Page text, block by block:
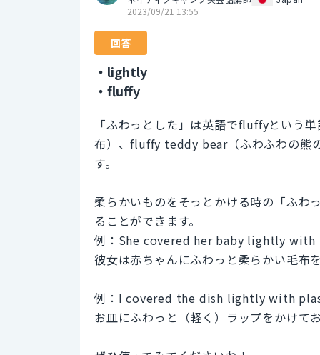
2023/09/21 13:55
回答
・lightly
・fluffy
「ふわっとした」は英語でfluffyという
布）、fluffy teddy bear（ふわふわの熊
す。
柔らかいものをそっとかける時の「ふ
ることができます。
例：She covered her baby lightly
彼女は赤ちゃんにふわっと柔らかい毛布
例：I covered the dish lightly with
お皿にふわっと（軽く）ラップをかけて